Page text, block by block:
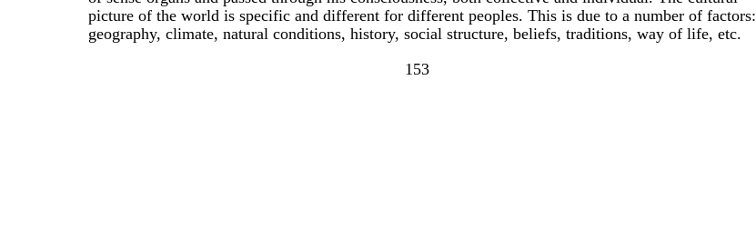
153
picture of the world is specific and different for different peoples. This is due to a number of factors:
geography, climate, natural conditions, history, social structure, beliefs, traditions, way of life, etc.